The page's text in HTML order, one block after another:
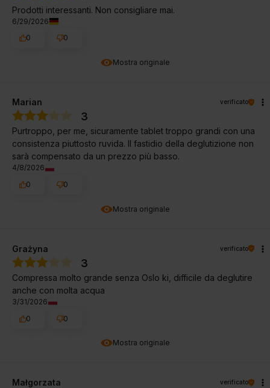
Mostra originale
Prodotti interessanti. Non consigliare mai.
6/29/2026
0
0
Mostra originale
Marian verificato
3
Purtroppo, per me, sicuramente tablet troppo grandi con una
consistenza piuttosto ruvida. Il fastidio della deglutizione non
sarà compensato da un prezzo più basso.
4/8/2026
0
0
Mostra originale
Grażyna verificato
3
Compressa molto grande senza Oslo ki, difficile da deglutire
anche con molta acqua
3/31/2026
0
0
Małgorzata verificato